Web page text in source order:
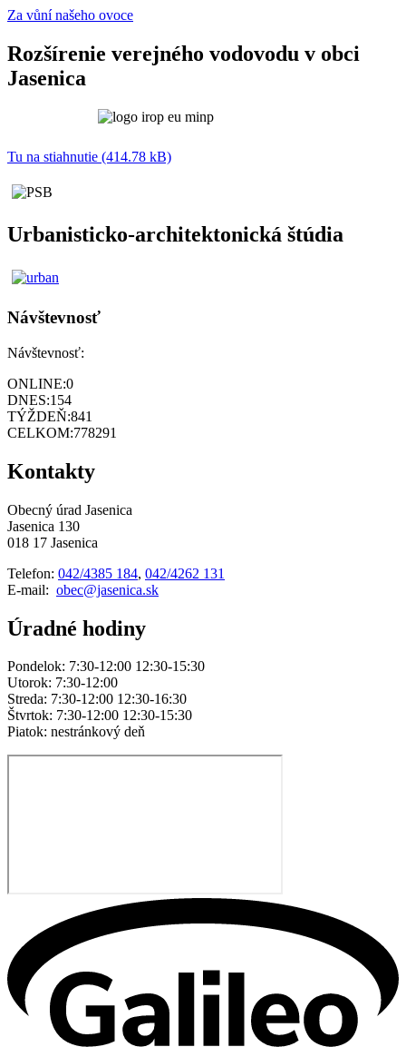
Za vůní našeho ovoce
Rozšírenie verejného vodovodu v obci
Jasenica
Tu na stiahnutie (414.78 kB)
Urbanisticko-architektonická štúdia
Návštevnosť
Návštevnosť:
ONLINE:0
DNES:154
TÝŽDEŇ:841
CELKOM:778291
Kontakty
Obecný úrad Jasenica
Jasenica 130
018 17 Jasenica
Telefon: 042/4385 184, 042/4262 131
E-mail: obec@jasenica.sk
Úradné hodiny
Pondelok: 7:30-12:00 12:30-15:30
Utorok: 7:30-12:00
Streda: 7:30-12:00 12:30-16:30
Štvrtok: 7:30-12:00 12:30-15:30
Piatok: nestránkový deň